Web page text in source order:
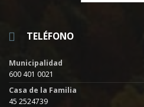
TELÉFONO
Municipalidad
600 401 0021
Casa de la Familia
45 2524739